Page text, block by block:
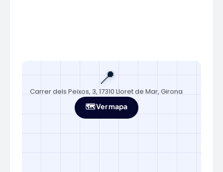
📍
Carrer dels Peixos, 3, 17310 Lloret de Mar, Girona
🗺️ Ver mapa